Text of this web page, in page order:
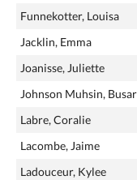
Funnekotter, Louisa
Jacklin, Emma
Joanisse, Juliette
Johnson Muhsin,
Labre, Coralie
Lacombe, Jaime
Ladouceur, Kylee